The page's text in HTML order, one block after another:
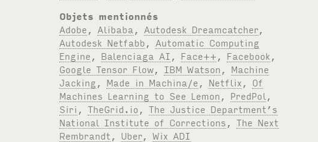
Objets mentionnés
Adobe
Alibaba Autodesk Dreamcatcher
Autodesk Netfabb
Automatic Computing
Engine
Balenciaga AI Face++ Facebook
Google Tensor Flow
IBM Watson
Machine
Jacking
Made in Machina/e Netflix
Of
Machines Learning to See Lemon
PredPol
Siri
,TheGrid.io ,The Justice Department’s
National Institute of Corrections ,The Next
Rembrandt
Uber ,Wix ADI